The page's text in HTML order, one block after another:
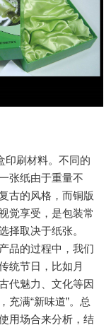
印刷材料。不同的
张纸由于重量不
古的风格，而铜版
觉享受，是包装常
择取决于纸张。
品的过程中，我们
统节日，比如月
代魅力、文化等因
充满“新味道”。总
用场合来分析，结